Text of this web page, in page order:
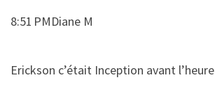
8:51 PMDiane M
​​Erickson c’était Inception avant l’heure